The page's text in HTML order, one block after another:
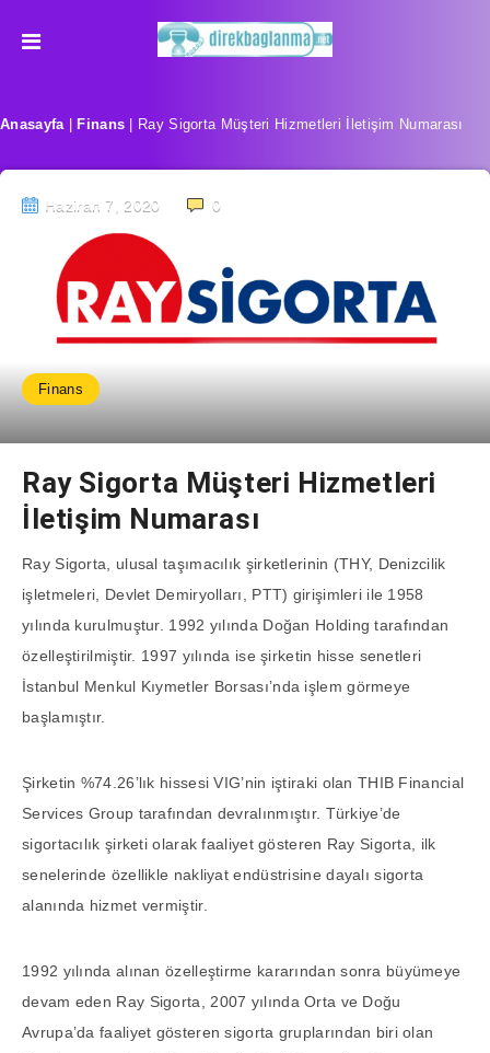
Anasayfa| Finans Ray Sigorta Müşteri Hizmetleri İletişim Numarası
Haziran 7, 2020 0
Finans
Ray Sigorta Müşteri Hizmetleri
İletişim Numarası
Ray Sigorta, ulusal taşımacılık şirketlerinin (THY, Denizcilik
işletmeleri, Devlet Demiryolları, PTT) girişimleri ile 1958
yılında kurulmuştur. 1992 yılında Doğan Holding tarafından
özelleştirilmiştir. 1997 yılında ise şirketin hisse senetleri
İstanbul Menkul Kıymetler Borsası’nda işlem görmeye
başlamıştır.
Şirketin %74.26’lık hissesi VIG’nin iştiraki olan THIB Financial
Services Group tarafından devralınmıştır. Türkiye’de
sigortacılık şirketi olarak faaliyet gösteren Ray Sigorta, ilk
senelerinde özellikle nakliyat endüstrisine dayalı sigorta
alanında hizmet vermiştir.
1992 yılında alınan özelleştirme kararından sonra büyümeye
devam eden Ray Sigorta, 2007 yılında Orta ve Doğu
Avrupa’da faaliyet gösteren sigorta gruplarından biri olan